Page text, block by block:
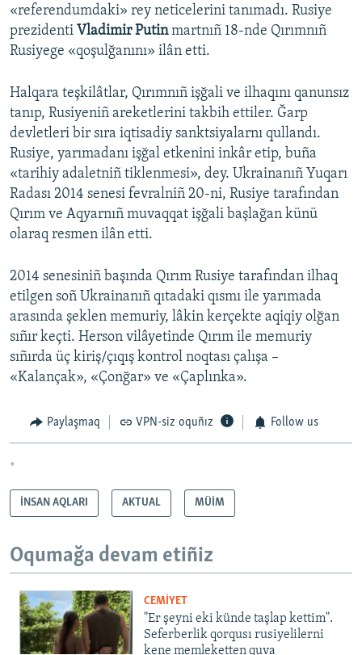
«referendumdaki» rey neticelerini tanımadı. Rusiye
prezidenti Vladimir Putinmartnıñ 18-nde Qırımnıñ
Rusiyege «qoşulğanını» ilân etti.
Halqara teşkilâtlar, Qırımnıñ işğali ve ilhaqını qanunsız
tanıp, Rusiyeniñ areketlerini takbih ettiler. Ğarp
devletleri bir sıra iqtisadiy sanktsiyalarnı qullandı.
Rusiye, yarımadanı işğal etkenini inkâr etip, buña
«tarihiy adaletniñ tiklenmesi», dey. Ukrainanıñ Yuqarı
Radası 2014 senesi fevralniñ 20-ni, Rusiye tarafından
Qırım ve Aqyarnıñ muvaqqat işğali başlağan künü
olaraq resmen ilân etti.
2014 senesiniñ başında Qırım Rusiye tarafından ilhaq
etilgen soñ Ukrainanıñ qıtadaki qısmı ile yarımada
arasında şeklen memuriy, lâkin kerçekte aqiqiy olğan
sıñır keçti. Herson vilâyetinde Qırım ile memuriy
sıñırda üç kiriş/çıqış kontrol noqtası çalışa –
«Kalançak», «Çonğar» ve «Çaplınka».
Paylaşmaq VPN-siz oquñız Follow us
*
İNSAN AQLARI AKTUAL MÜİM
Oqumağa devam etiñiz
CEMİYET
"Er şeyni eki künde taşlap kettim".
Seferberlik qorqusı rusiyelilerni
kene memleketten quva